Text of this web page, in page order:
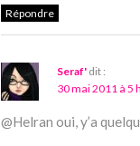
Répondre
Seraf' dit :
30 mai 2011 à 5
@Helran oui, y’a